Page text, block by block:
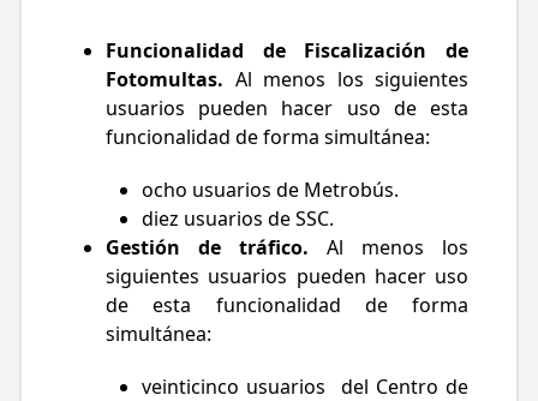
Funcionalidad de Fiscalización de
Fotomultas. Al menos los siguientes
usuarios pueden hacer uso de esta
funcionalidad de forma simultánea:
ocho usuarios de Metrobús.
diez usuarios de SSC.
Gestión de tráfico. Al menos los
siguientes usuarios pueden hacer uso
de esta funcionalidad de forma
simultánea:
veinticinco usuarios del Centro de